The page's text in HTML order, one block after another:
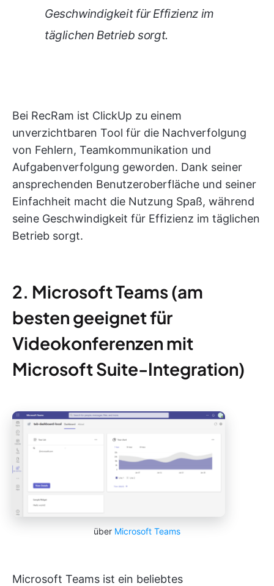
Geschwindigkeit für Effizienz im
täglichen Betrieb sorgt.
Bei RecRam ist ClickUp zu einem
unverzichtbaren Tool für die Nachverfolgung
von Fehlern, Teamkommunikation und
Aufgabenverfolgung geworden. Dank seiner
ansprechenden Benutzeroberfläche und seiner
Einfachheit macht die Nutzung Spaß, während
seine Geschwindigkeit für Effizienz im täglichen
Betrieb sorgt.
2. Microsoft Teams (am
besten geeignet für
Videokonferenzen mit
Microsoft Suite-Integration)
über Microsoft Teams
Microsoft Teams ist ein beliebtes